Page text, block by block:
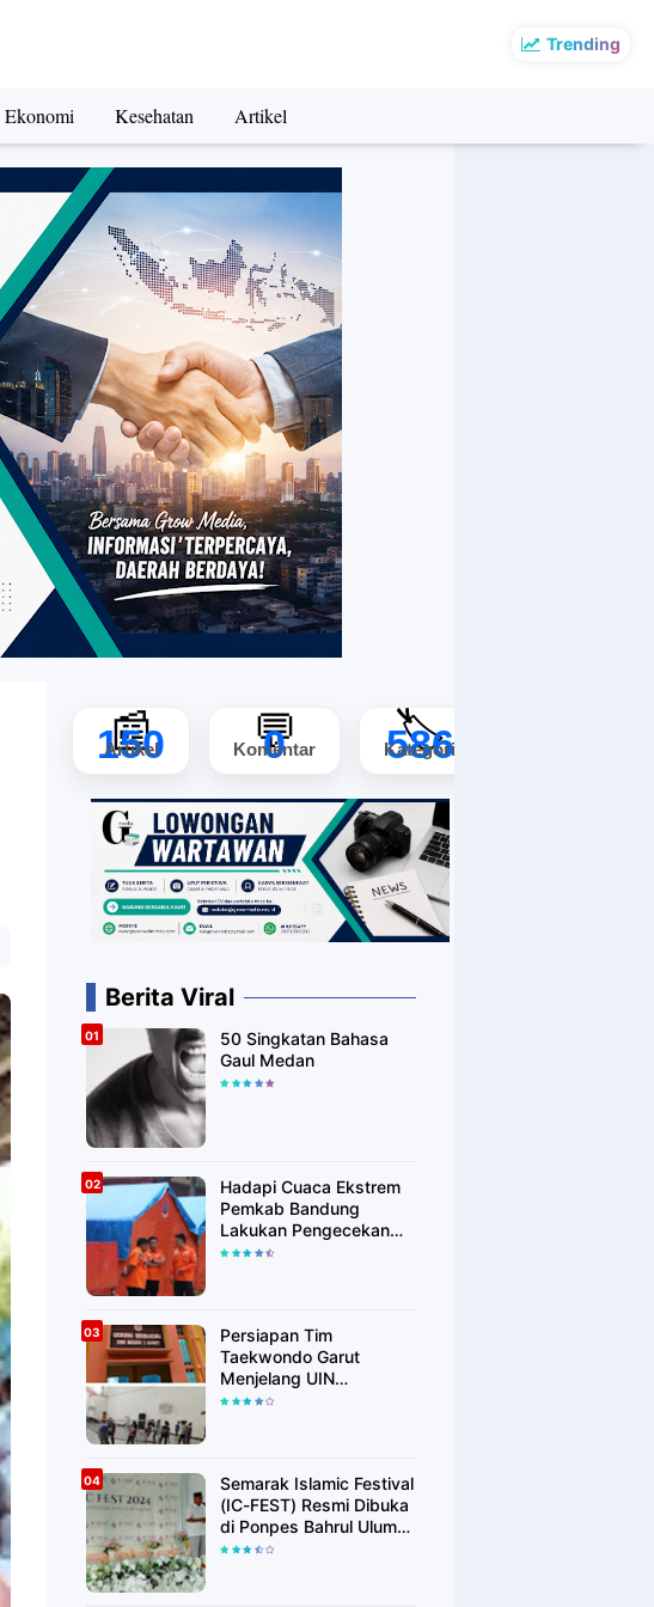
Trending
Ekonomi Kesehatan Artikel
📰
150
Artikel 💬
0
Komentar 🏷️
586
Kategori
Berita Viral
50 Singkatan Bahasa
Gaul Medan
Hadapi Cuaca Ekstrem
Pemkab Bandung
Lakukan Pengecekan
Peralatan Kebencanaan
Persiapan Tim
Taekwondo Garut
Menjelang UIN
Championship 6
Semarak Islamic Festival
(IC-FEST) Resmi Dibuka
di Ponpes Bahrul Ulum
Islamic Center